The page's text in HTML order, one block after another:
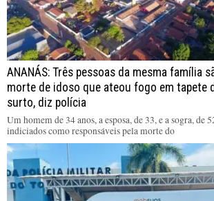
ANANÁS: Três pessoas da mesma família
morte de idoso que ateou fogo em tapete
surto, diz polícia
Um homem de 34 anos, a esposa, de 33, e a sogra, de
indiciados como responsáveis pela morte do